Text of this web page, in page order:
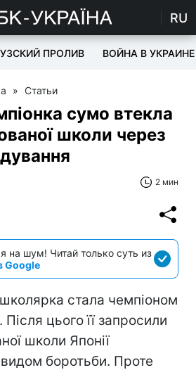
RU
ПРОЛИВ ВОЙНА В УКРАИНЕ
» Статьи
сумо втекла
школи через
2 мин
на шум! Читай только суть из
Google
стала чемпіоном
цього її запросили
школи Японії
боротьби. Проте